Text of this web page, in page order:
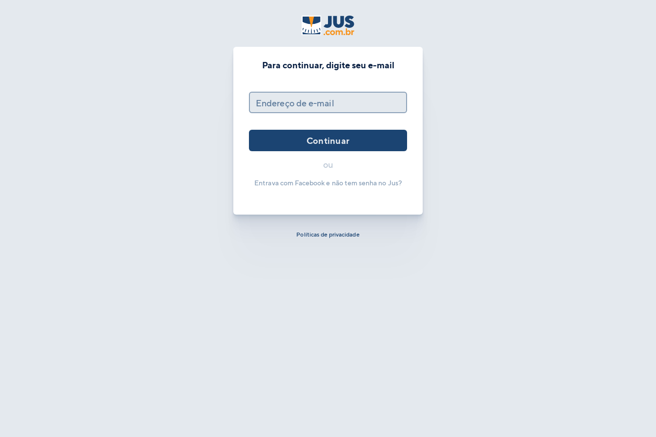
Para continuar, digite seu e-mail
Endereço de e-mail
Continuar
ou
Entrava com Facebook e não tem senha no Jus?
Políticas de privacidade